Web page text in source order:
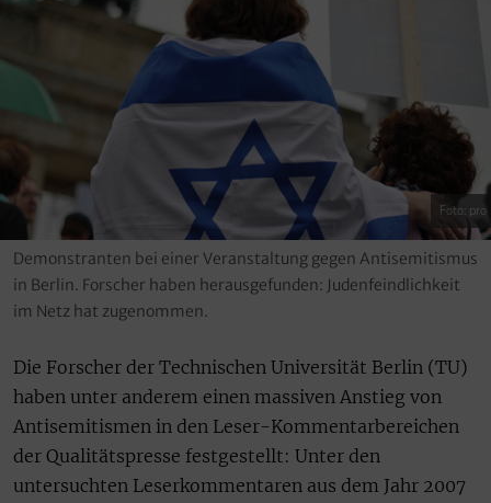
Foto: pro
Demonstranten bei einer Veranstaltung gegen Antisemitismus
in Berlin. Forscher haben herausgefunden: Judenfeindlichkeit
im Netz hat zugenommen.
Die Forscher der Technischen Universität Berlin (TU)
haben unter anderem einen massiven Anstieg von
Antisemitismen in den Leser-Kommentarbereichen
der Qualitätspresse festgestellt: Unter den
untersuchten Leserkommentaren aus dem Jahr 2007